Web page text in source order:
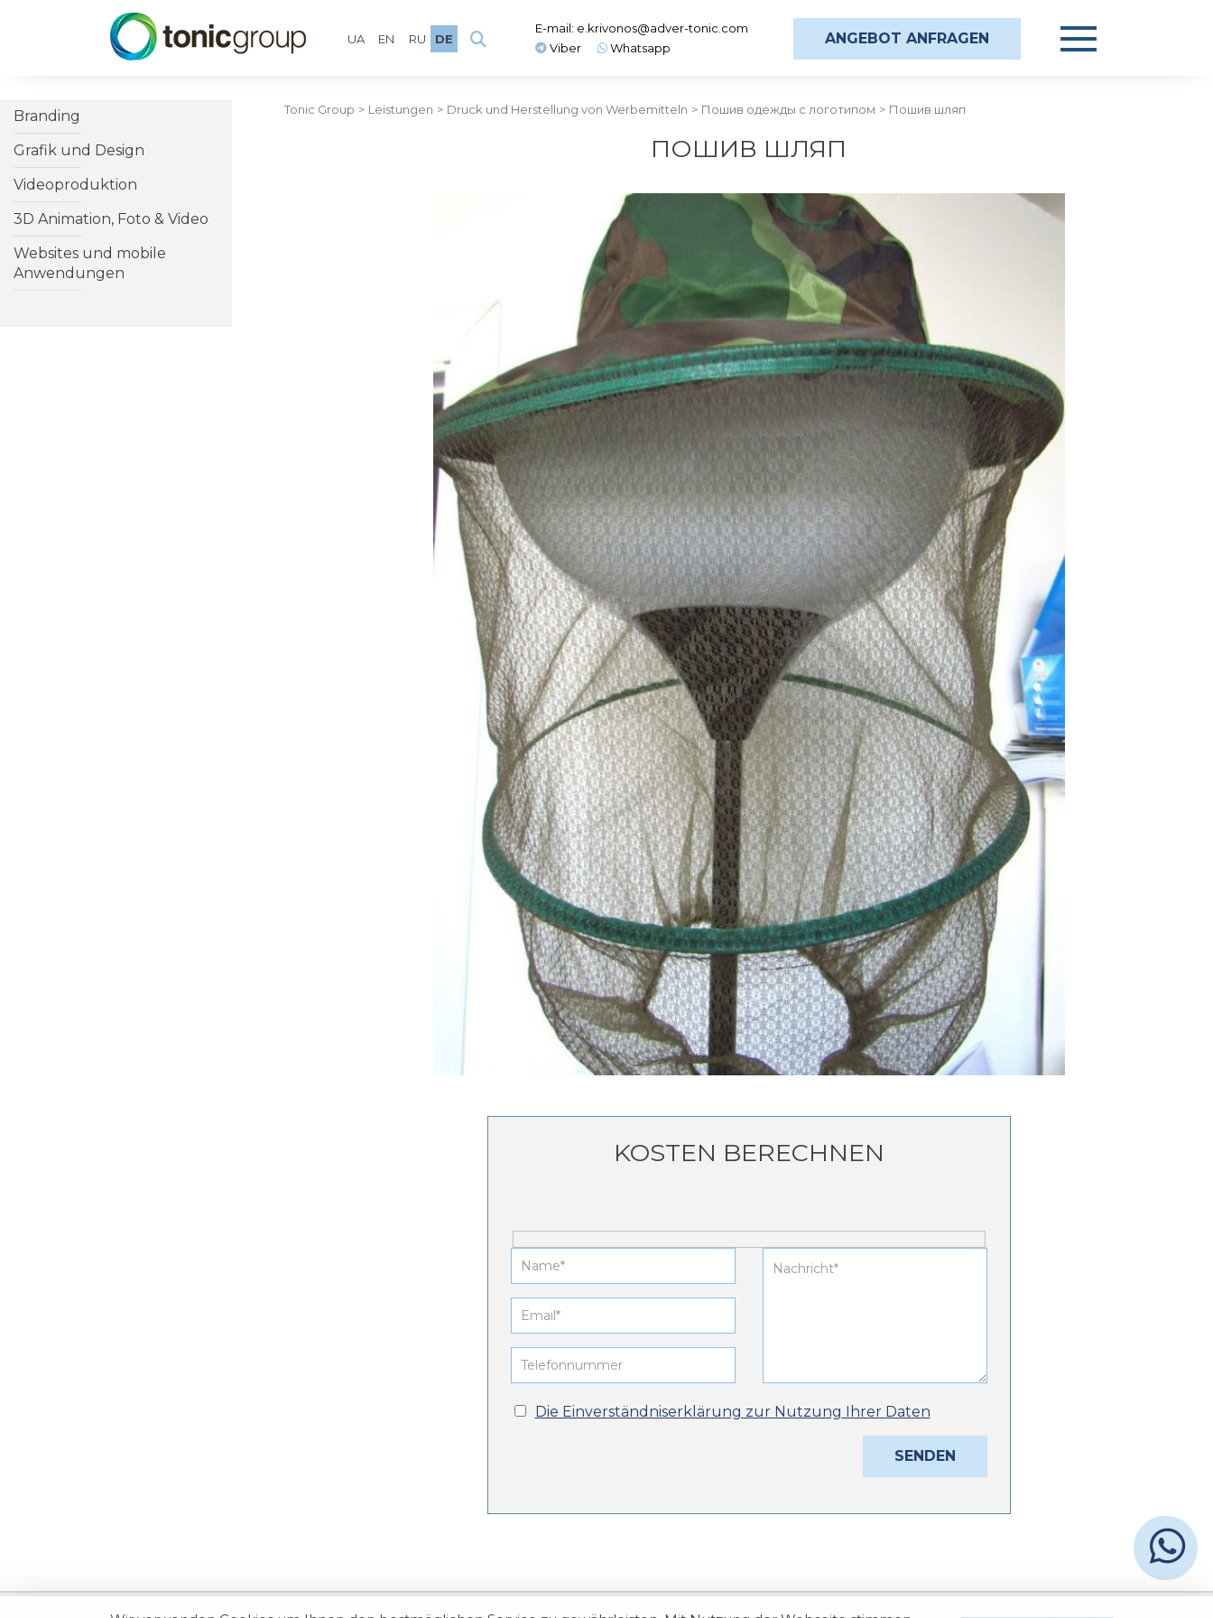
UA EN RU DE
E-mail: e.krivonos@adver-tonic.com
Viber
Whatsapp
ANGEBOT ANFRAGEN
Branding
Grafik und Design
Videoproduktion
3D Animation, Foto & Video
Websites und mobile
Anwendungen
Tonic Group > Leistungen > Druck und Herstellung von Werbemitteln > Пошив одежды с логотипом > Пошив шляп
ПОШИВ ШЛЯП
KOSTEN BERECHNEN
Die Einverständniserklärung zur Nutzung Ihrer Daten